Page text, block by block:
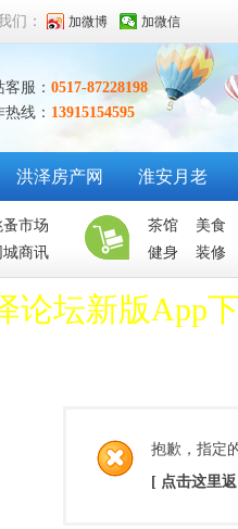
们： 加微博 加微信
客服： 0517-87228198
线： 13915154595
洪泽房产网 淮安月老
蚤市场
城商讯
茶馆
美食
健身
装修
论坛新版App
抱歉，指定
[ 点击这里